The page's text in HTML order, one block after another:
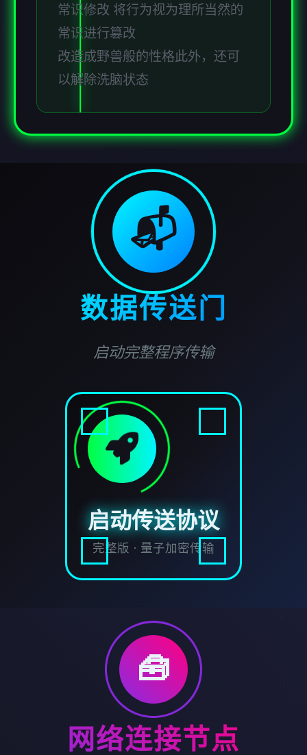
常识修改 将行为视为理所当然的
常识进行篡改
改造成野兽般的性格此外，还可
以解除洗脑状态
📬
数据传送门
启动完整程序传输
启动传送协议
完整版 · 量子加密传输
🧰
网络连接节点